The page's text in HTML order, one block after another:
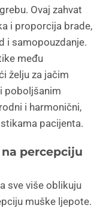
Ovaj zahvat
i proporcija brade,
i samopouzdanje.
među
želju za jačim
poboljšanim
i harmonični,
pacijenta.
percepciju
sve više oblikuju
muške ljepote.